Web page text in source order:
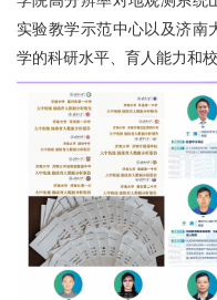
实验教学示范中心以及济南
学的科研水平、育人能力和校